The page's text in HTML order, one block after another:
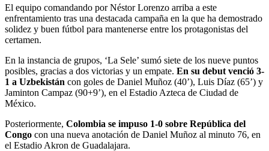
El equipo comandando por Néstor Lorenzo arriba a este
enfrentamiento tras una destacada campaña en la que ha demostrado
solidez y buen fútbol para mantenerse entre los protagonistas del
certamen.
En la instancia de grupos, ‘La Sele’ sumó siete de los nueve puntos
posibles, gracias a dos victorias y un empate. En su debut venció 3-
1 a Uzbekistán con goles de Daniel Muñoz (40’), Luis Díaz (65’) y
Jaminton Campaz (90+9’), en el Estadio Azteca de Ciudad de
México.
Posteriormente, Colombia se impuso 1-0 sobre República del
Congo con una nueva anotación de Daniel Muñoz al minuto 76, en
el Estadio Akron de Guadalajara.